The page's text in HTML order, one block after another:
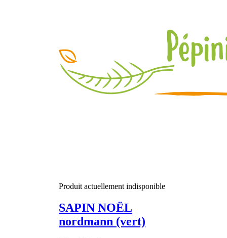
Produit actuellement indisponible
SAPIN NOËL
nordmann (vert)